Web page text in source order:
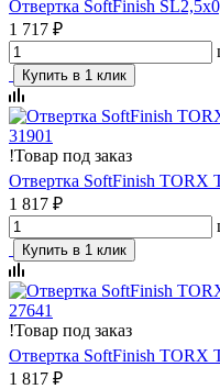
Отвертка SoftFinish
1 717 ₽
Купить в 1 клик
!Товар под заказ
Отвертка SoftFinish TORX
1 817 ₽
Купить в 1 клик
!Товар под заказ
Отвертка SoftFinish TORX
1 817 ₽